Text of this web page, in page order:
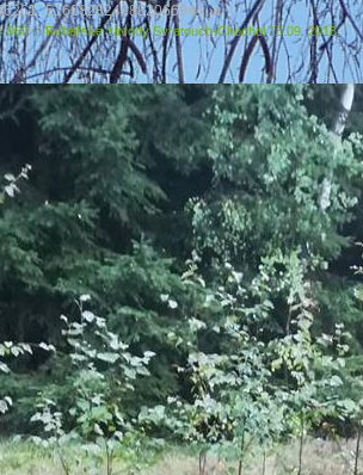
960inRybářské závody Svratouch-Chochol 15.09. 2018.